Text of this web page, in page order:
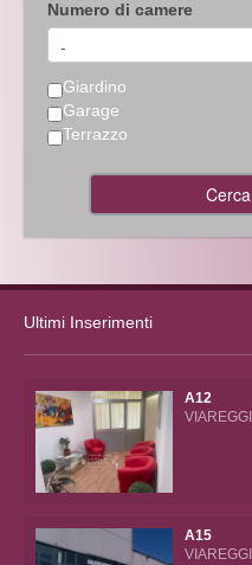
Numero di camere
Giardino
Garage
Terrazzo
Ultimi Inserimenti
A12
A15